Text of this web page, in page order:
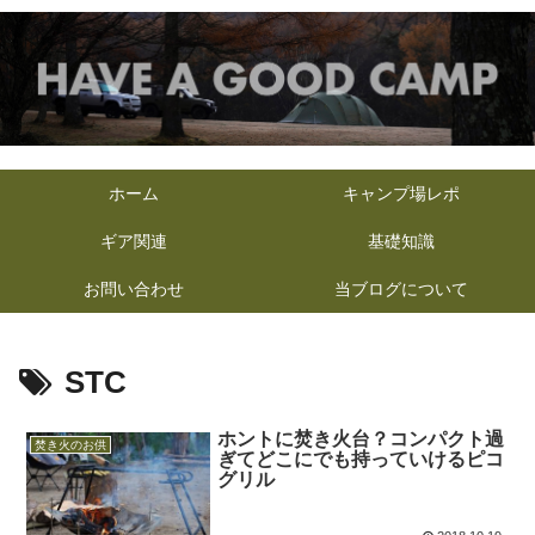
ホーム キャンプ場レポ
ギア関連 基礎知識
お問い合わせ 当ブログについて
STC
焚き火のお供
ホントに焚き火台？コンパクト過
ぎてどこにでも持っていけるピコ
グリル